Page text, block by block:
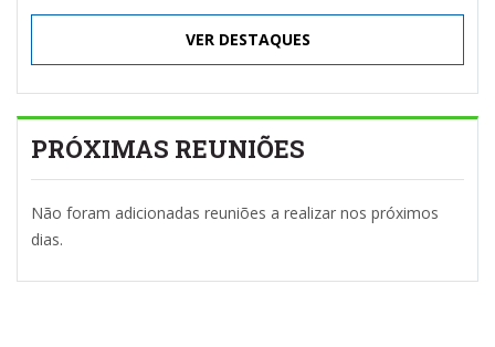
VER DESTAQUES
PRÓXIMAS REUNIÕES
Não foram adicionadas reuniões a realizar nos próximos
dias.